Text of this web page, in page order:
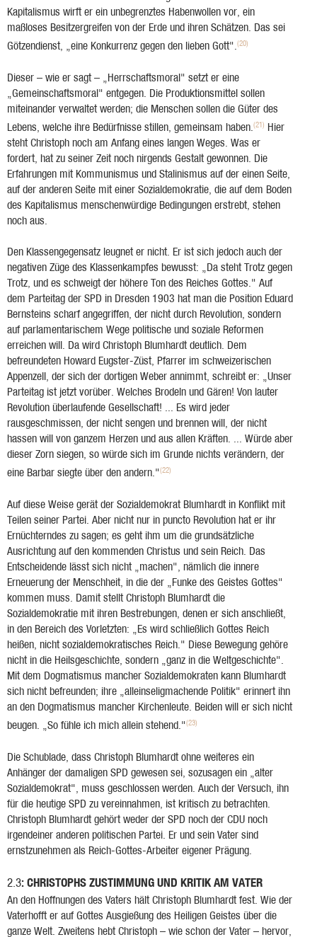
Kapitalismus wirft er ein unbegrenztes Habenwollen vor, ein
maßloses Besitzergreifen von der Erde und ihren Schätzen. Das sei
Götzendienst, „eine Konkurrenz gegen den lieben Gott".(20)
Dieser – wie er sagt – „Herrschaftsmoral" setzt er eine
„Gemeinschaftsmoral" entgegen. Die Produktionsmittel sollen
miteinander verwaltet werden; die Menschen sollen die Güter des
Lebens, welche ihre Bedürfnisse stillen, gemeinsam haben.(21) Hier
steht Christoph noch am Anfang eines langen Weges. Was er
fordert, hat zu seiner Zeit noch nirgends Gestalt gewonnen. Die
Erfahrungen mit Kommunismus und Stalinismus auf der einen Seite,
auf der anderen Seite mit einer Sozialdemokratie, die auf dem Boden
des Kapitalismus menschenwürdige Bedingungen erstrebt, stehen
noch aus.
Den Klassengegensatz leugnet er nicht. Er ist sich jedoch auch der
negativen Züge des Klassenkampfes bewusst: „Da steht Trotz gegen
Trotz, und es schweigt der höhere Ton des Reiches Gottes." Auf
dem Parteitag der SPD in Dresden 1903 hat man die Position Eduard
Bernsteins scharf angegriffen, der nicht durch Revolution, sondern
auf parlamentarischem Wege politische und soziale Reformen
erreichen will. Da wird Christoph Blumhardt deutlich. Dem
befreundeten Howard Eugster-Züst, Pfarrer im schweizerischen
Appenzell, der sich der dortigen Weber annimmt, schreibt er: „Unser
Parteitag ist jetzt vorüber. Welches Brodeln und Gären! Von lauter
Revolution überlaufende Gesellschaft! ... Es wird jeder
rausgeschmissen, der nicht sengen und brennen will, der nicht
hassen will von ganzem Herzen und aus allen Kräften. ... Würde aber
dieser Zorn siegen, so würde sich im Grunde nichts verändern, der
eine Barbar siegte über den andern."(22)
Auf diese Weise gerät der Sozialdemokrat Blumhardt in Konflikt mit
Teilen seiner Partei. Aber nicht nur in puncto Revolution hat er ihr
Ernüchterndes zu sagen; es geht ihm um die grundsätzliche
Ausrichtung auf den kommenden Christus und sein Reich. Das
Entscheidende lässt sich nicht „machen", nämlich die innere
Erneuerung der Menschheit, in die der „Funke des Geistes Gottes"
kommen muss. Damit stellt Christoph Blumhardt die
Sozialdemokratie mit ihren Bestrebungen, denen er sich anschließt,
in den Bereich des Vorletzten: „Es wird schließlich Gottes Reich
heißen, nicht sozialdemokratisches Reich." Diese Bewegung gehöre
nicht in die Heilsgeschichte, sondern „ganz in die Weltgeschichte".
Mit dem Dogmatismus mancher Sozialdemokraten kann Blumhardt
sich nicht befreunden; ihre „alleinseligmachende Politik" erinnert ihn
an den Dogmatismus mancher Kirchenleute. Beiden will er sich nicht
beugen. „So fühle ich mich allein stehend."(23)
Die Schublade, dass Christoph Blumhardt ohne weiteres ein
Anhänger der damaligen SPD gewesen sei, sozusagen ein „alter
Sozialdemokrat", muss geschlossen werden. Auch der Versuch, ihn
für die heutige SPD zu vereinnahmen, ist kritisch zu betrachten.
Christoph Blumhardt gehört weder der SPD noch der CDU noch
irgendeiner anderen politischen Partei. Er und sein Vater sind
ernstzunehmen als Reich-Gottes-Arbeiter eigener Prägung.
2.3: CHRISTOPHS ZUSTIMMUNG UND KRITIK AM VATER
An den Hoffnungen des Vaters hält Christoph Blumhardt fest. Wie der
Vaterhofft er auf Gottes Ausgießung des Heiligen Geistes über die
ganze Welt. Zweitens hebt Christoph – wie schon der Vater – hervor,